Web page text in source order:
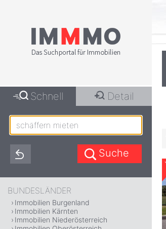
Schnell Detail
BUNDESLÄNDER
Immobilien Burgenland
Immobilien Kärnten
Immobilien Niederösterreich